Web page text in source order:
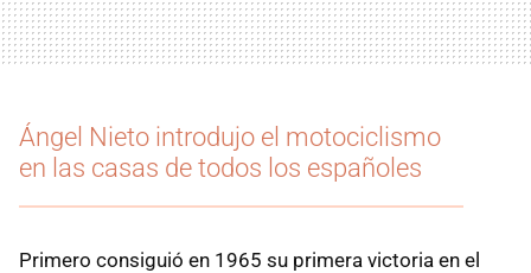
Ángel Nieto introdujo el motociclismo
en las casas de todos los españoles
Primero consiguió en 1965 su primera victoria en el